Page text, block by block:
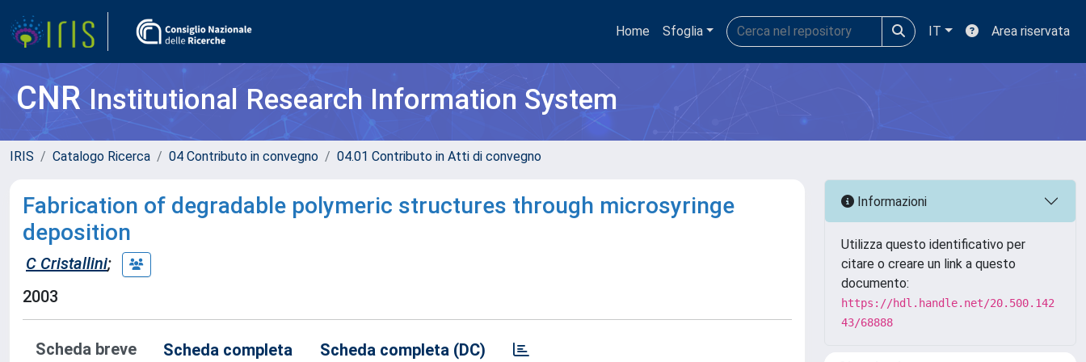
Home Sfoglia IT Area riservata
CNRInstitutional Research Information System
IRIS Catalogo Ricerca 04 Contributo in convegno 04.01 Contributo in Atti di convegno
Fabrication of degradable polymeric structures through microsyringe
deposition
C Cristallini;
2003
Scheda breve Scheda completa Scheda completa (DC)
Informazioni
Utilizza questo identificativo per
citare o creare un link a questo
documento:
https://hdl.handle.net/20.500.142
43/68888